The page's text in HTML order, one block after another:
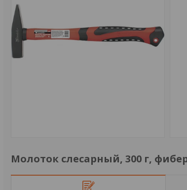
Молоток слесарный, 300 г,